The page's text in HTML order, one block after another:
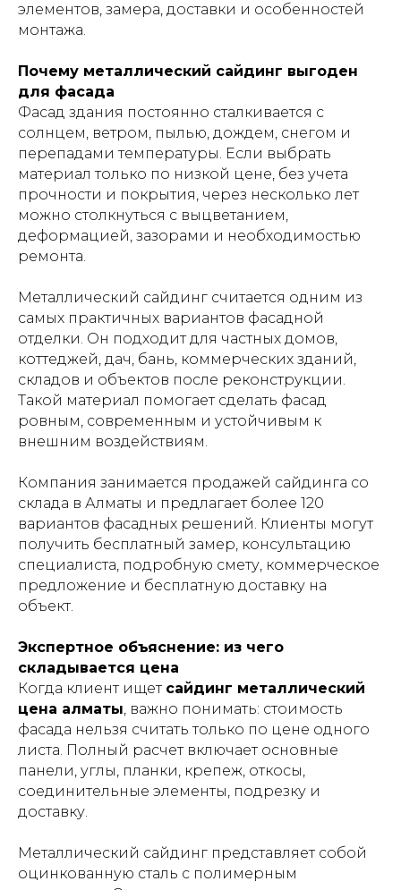
элементов, замера, доставки и особенностей
монтажа.
Почему металлический сайдинг выгоден
для фасада
Фасад здания постоянно сталкивается с
солнцем, ветром, пылью, дождем, снегом и
перепадами температуры. Если выбрать
материал только по низкой цене, без учета
прочности и покрытия, через несколько лет
можно столкнуться с выцветанием,
деформацией, зазорами и необходимостью
ремонта.
Металлический сайдинг считается одним из
самых практичных вариантов фасадной
отделки. Он подходит для частных домов,
коттеджей, дач, бань, коммерческих зданий,
складов и объектов после реконструкции.
Такой материал помогает сделать фасад
ровным, современным и устойчивым к
внешним воздействиям.
Компания занимается продажей сайдинга со
склада в Алматы и предлагает более 120
вариантов фасадных решений. Клиенты могут
получить бесплатный замер, консультацию
специалиста, подробную смету, коммерческое
предложение и бесплатную доставку на
объект.
Экспертное объяснение: из чего
складывается цена
Когда клиент ищет сайдинг металлический
цена алматы, важно понимать: стоимость
фасада нельзя считать только по цене одного
листа. Полный расчет включает основные
панели, углы, планки, крепеж, откосы,
соединительные элементы, подрезку и
доставку.
Металлический сайдинг представляет собой
оцинкованную сталь с полимерным